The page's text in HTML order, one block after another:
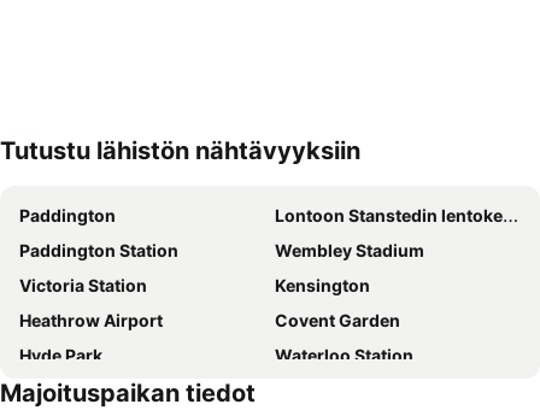
Tutustu lähistön nähtävyyksiin
Paddington
Lontoon Stanstedin lentokenttä
Paddington Station
Wembley Stadium
Victoria Station
Kensington
Heathrow Airport
Covent Garden
Hyde Park
Waterloo Station
Soho
Majoituspaikan tiedot